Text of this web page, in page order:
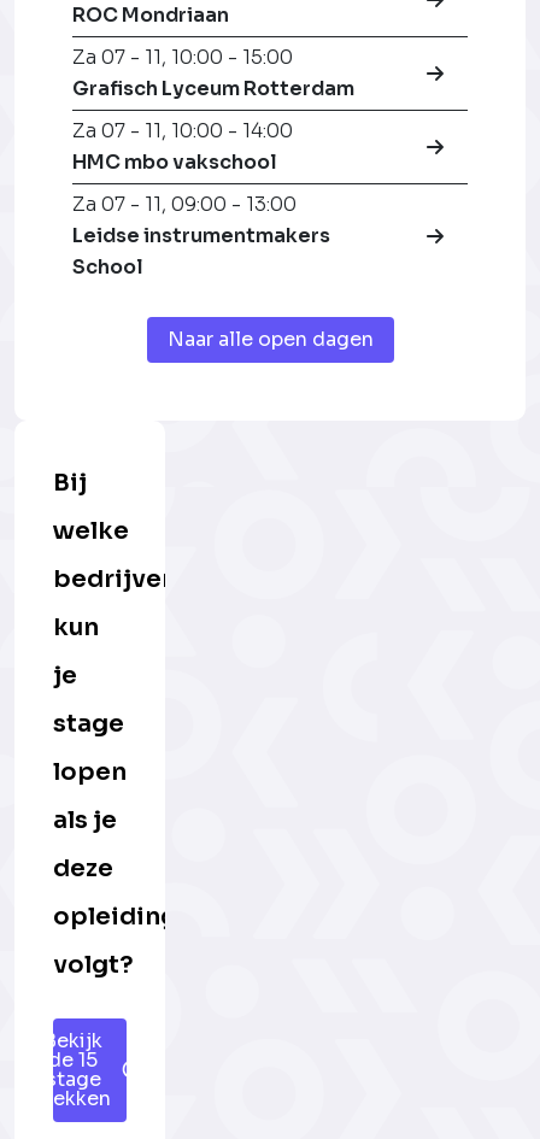
ROC Mondriaan
Za 07 - 11, 10:00 - 15:00
Grafisch Lyceum Rotterdam
Za 07 - 11, 10:00 - 14:00
HMC mbo vakschool
Za 07 - 11, 09:00 - 13:00
Leidse instrumentmakers
School
Naar alle open dagen
Bij
welke
bedrijven
kun
je
stage
lopen
als je
deze
opleiding
volgt?
Bekijk
de 15
stage
plekken